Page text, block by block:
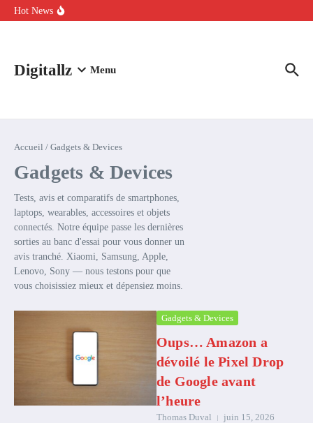
Aller au contenu
Hot News
Comment l’IA simplifie la data de caisse pour la transformer en
Digitallz Menu
Accueil / Gadgets & Devices
Gadgets & Devices
Tests, avis et comparatifs de smartphones,
laptops, wearables, accessoires et objets
connectés. Notre équipe passe les dernières
sorties au banc d'essai pour vous donner un
avis tranché. Xiaomi, Samsung, Apple,
Lenovo, Sony — nous testons pour que
vous choisissiez mieux et dépensiez moins.
Gadgets & Devices
Oups… Amazon a
dévoilé le Pixel Drop
de Google avant
l’heure
Thomas Duval
juin 15, 2026